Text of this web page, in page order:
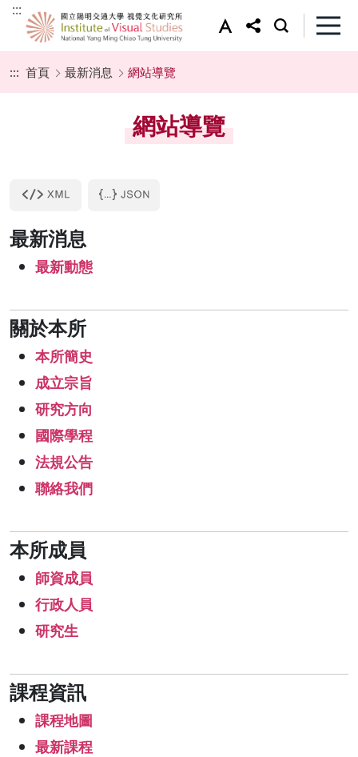
:::
::: 首頁 最新消息 網站導覽
網站導覽
最新消息
最新動態
關於本所
本所簡史
成立宗旨
研究方向
國際學程
法規公告
聯絡我們
本所成員
師資成員
行政人員
研究生
課程資訊
課程地圖
最新課程